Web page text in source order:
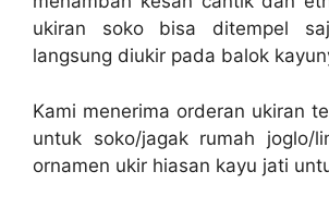
ukiran soko bisa ditempel
langsung diukir pada balok
Kami menerima orderan ukiran
untuk soko/jagak rumah joglo/
ornamen ukir hiasan kayu jati